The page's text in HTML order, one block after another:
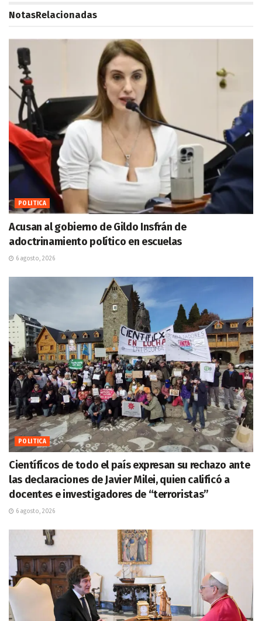
NotasRelacionadas
POLITICA
Acusan al gobierno de Gildo Insfrán de
adoctrinamiento político en escuelas
6 agosto, 2026
POLITICA
Científicos de todo el país expresan su rechazo ante
las declaraciones de Javier Milei, quien calificó a
docentes e investigadores de “terroristas”
6 agosto, 2026